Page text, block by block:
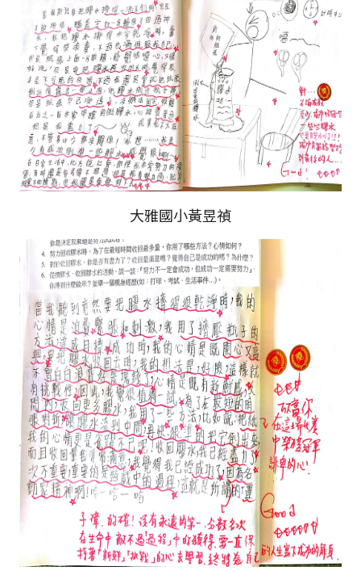
大雅國小黃昱禎